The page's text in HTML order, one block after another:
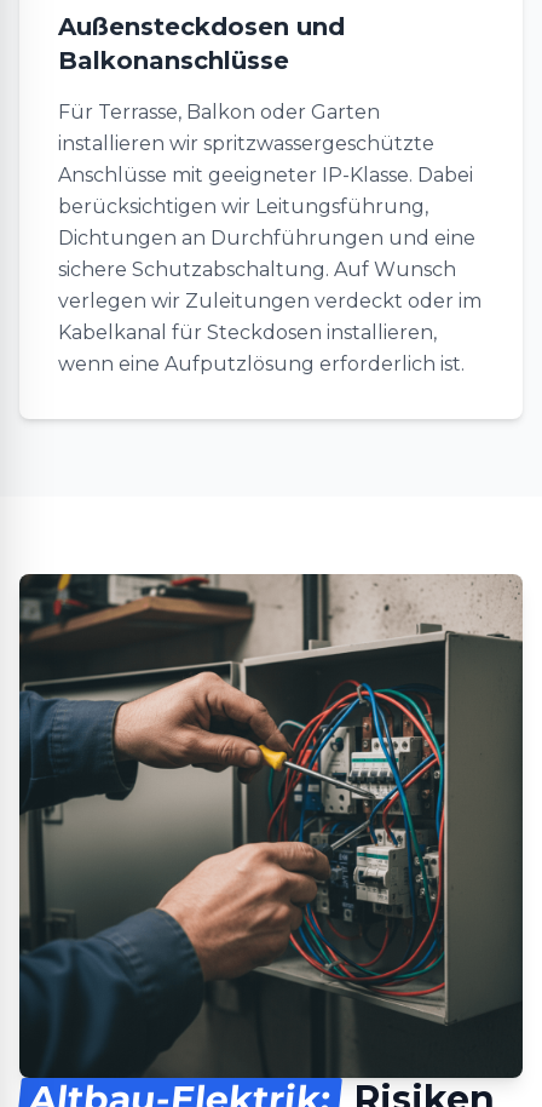
Außensteckdosen und
Balkonanschlüsse
Für Terrasse, Balkon oder Garten
installieren wir spritzwassergeschützte
Anschlüsse mit geeigneter IP-Klasse. Dabei
berücksichtigen wir Leitungsführung,
Dichtungen an Durchführungen und eine
sichere Schutzabschaltung. Auf Wunsch
verlegen wir Zuleitungen verdeckt oder im
Kabelkanal für Steckdosen installieren,
wenn eine Aufputzlösung erforderlich ist.